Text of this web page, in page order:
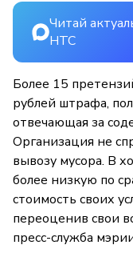
Читай
НТС
Более 15
рублей штрафа,
отвечающая за
Организация не
вывозу мусора. В
более низкую по
стоимость своих
переоценив свои
пресс-служба